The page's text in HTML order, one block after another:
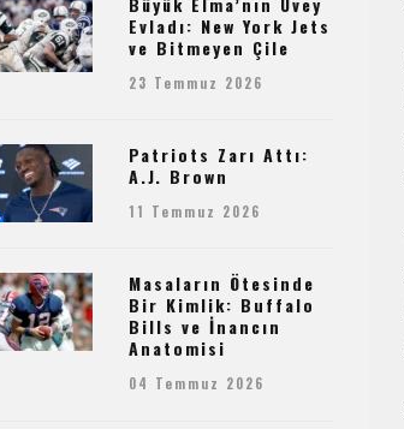
Evladı: New York Jets
ve Bitmeyen Çile
23 Temmuz 2026
Patriots Zarı Attı:
A.J. Brown
11 Temmuz 2026
Masaların Ötesinde
Bir Kimlik: Buffalo
Bills ve İnancın
Anatomisi
04 Temmuz 2026